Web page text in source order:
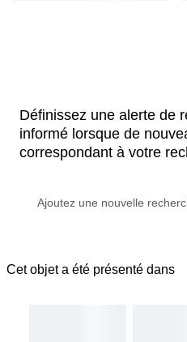
Définissez une alerte de
informé lorsque de
correspondant à votre
Cet objet a été présenté dans